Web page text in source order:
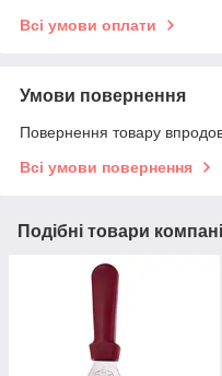
Всі умови оплати
Умови повернення
Повернення товару
Всі умови повернення
Подібні товари